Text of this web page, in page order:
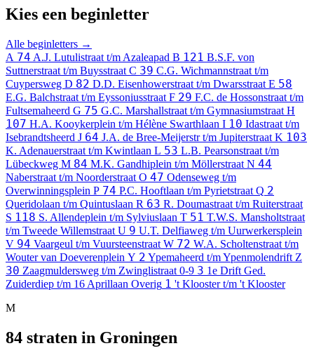
Kies een beginletter
Alle beginletters →
A 74 A.J. Lutulistraat t/m Azaleapad B 121 B.S.F. von
Suttnerstraat t/m Buysstraat C 39 C.G. Wichmannstraat t/m
Cuypersweg D 82 D.D. Eisenhowerstraat t/m Dwarsstraat E 58
E.G. Balchstraat t/m Eyssoniusstraat F 29 F.C. de Hossonstraat t/m
Fultsemaheerd G 75 G.C. Marshallstraat t/m Gymnasiumstraat H
107 H.A. Kooykerplein t/m Hélène Swarthlaan I 10 Idastraat t/m
Isebrandtsheerd J 64 J.A. de Bree-Meijerstr t/m Jupiterstraat K 103
K. Adenauerstraat t/m Kwintlaan L 53 L.B. Pearsonstraat t/m
Lübeckweg M 84 M.K. Gandhiplein t/m Möllerstraat N 44
Naberstraat t/m Noorderstraat O 47 Odenseweg t/m
Overwinningsplein P 74 P.C. Hooftlaan t/m Pyrietstraat Q 2
Queridolaan t/m Quintuslaan R 63 R. Doumastraat t/m Ruiterstraat
S 118 S. Allendeplein t/m Sylviuslaan T 51 T.W.S. Mansholtstraat
t/m Tweede Willemstraat U 9 U.T. Delfiaweg t/m Uurwerkersplein
V 94 Vaargeul t/m Vuursteenstraat W 72 W.A. Scholtenstraat t/m
Wouter van Doeverenplein Y 2 Ypemaheerd t/m Ypenmolendrift Z
30 Zaagmuldersweg t/m Zwinglistraat 0-9 3 1e Drift Ged.
Zuiderdiep t/m 16 Aprillaan Overig 1 't Klooster t/m 't Klooster
M
84 straten in Groningen